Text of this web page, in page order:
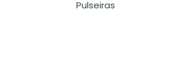
Pulseiras